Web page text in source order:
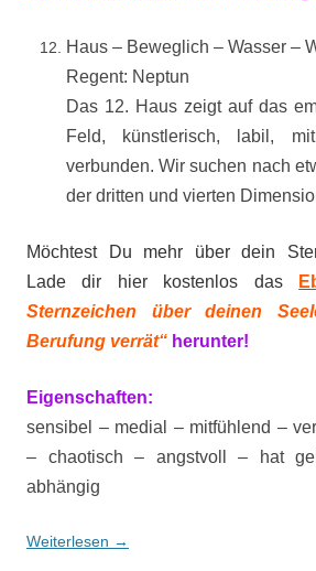
Haus – Beweglich – Wasser –
Regent: Neptun
Das 12. Haus zeigt auf das
Feld, künstlerisch, labil,
verbunden. Wir suchen nach
der dritten und vierten
Möchtest Du mehr über dein
Lade dir hier kostenlos das
Sternzeichen über deinen
Berufung verrät“ herunter!
Eigenschaften:
sensibel – medial – mitfühlend –
– chaotisch – angstvoll – hat
abhängig
Weiterlesen →